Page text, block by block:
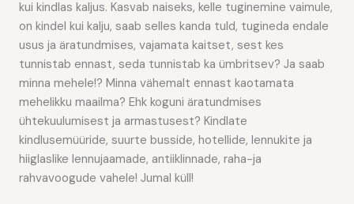
kui kindlas kaljus. Kasvab naiseks, kelle tuginemine vaimule,
on kindel kui kalju, saab selles kanda tuld, tugineda endale
usus ja äratundmises, vajamata kaitset, sest kes
tunnistab ennast, seda tunnistab ka ümbritsev? Ja saab
minna mehele!? Minna vähemalt ennast kaotamata
mehelikku maailma? Ehk koguni äratundmises
ühtekuulumisest ja armastusest? Kindlate
kindlusemüüride, suurte busside, hotellide, lennukite ja
hiiglaslike lennujaamade, antiiklinnade, raha-ja
rahvavoogude vahele! Jumal küll!